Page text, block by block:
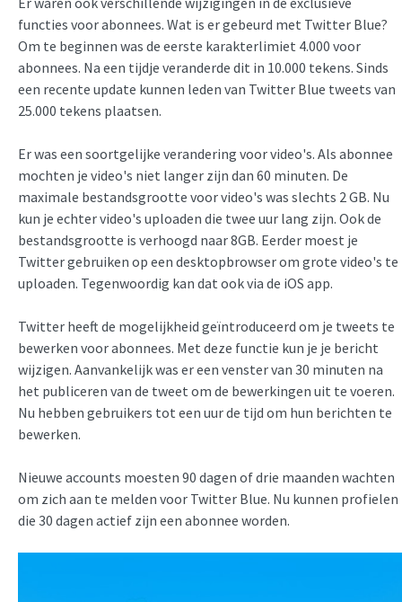
functies voor abonnees. Wat is er gebeurd met Twitter Blue?
Om te beginnen was de eerste karakterlimiet 4.000 voor
abonnees. Na een tijdje veranderde dit in 10.000 tekens. Sinds
een recente update kunnen leden van Twitter Blue tweets van
25.000 tekens plaatsen.
Er was een soortgelijke verandering voor video's. Als abonnee
mochten je video's niet langer zijn dan 60 minuten. De
maximale bestandsgrootte voor video's was slechts 2 GB. Nu
kun je echter video's uploaden die twee uur lang zijn. Ook de
bestandsgrootte is verhoogd naar 8GB. Eerder moest je
Twitter gebruiken op een desktopbrowser om grote video's te
uploaden. Tegenwoordig kan dat ook via de iOS app.
Twitter heeft de mogelijkheid geïntroduceerd om je tweets te
bewerken voor abonnees. Met deze functie kun je je bericht
wijzigen. Aanvankelijk was er een venster van 30 minuten na
het publiceren van de tweet om de bewerkingen uit te voeren.
Nu hebben gebruikers tot een uur de tijd om hun berichten te
bewerken.
Nieuwe accounts moesten 90 dagen of drie maanden wachten
om zich aan te melden voor Twitter Blue. Nu kunnen profielen
die 30 dagen actief zijn een abonnee worden.